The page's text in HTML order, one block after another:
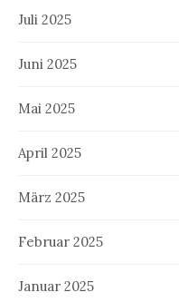
Juli 2025
Juni 2025
Mai 2025
April 2025
März 2025
Februar 2025
Januar 2025